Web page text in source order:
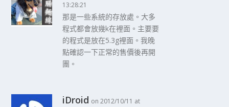
13:28:21
那是一些系統的存放處。大多
程式都會放幾k在裡面。主要要
的程式是放在5.3g裡面。我晚
點確認一下正常的售價後再開
團。
iDroid on 2012/10/11 at